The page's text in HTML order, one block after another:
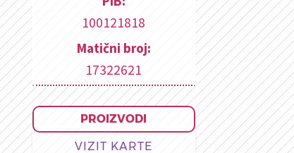
100121818
Matični broj:
17322621
PROIZVODI
VIZIT KARTE